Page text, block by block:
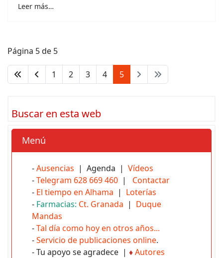
Leer más…
Página 5 de 5
1 2 3 4 5
Buscar en esta web
Menú
-Ausencias | Agenda | Vídeos
-Telegram 628 669 460 | Contactar
- El tiempo en Alhama | Loterías
- Farmacias: Ct. Granada | Duque
Mandas
-Tal día como hoy en otros años...
-Servicio de publicaciones online.
- Tu apoyo se agradece | ♦Autores